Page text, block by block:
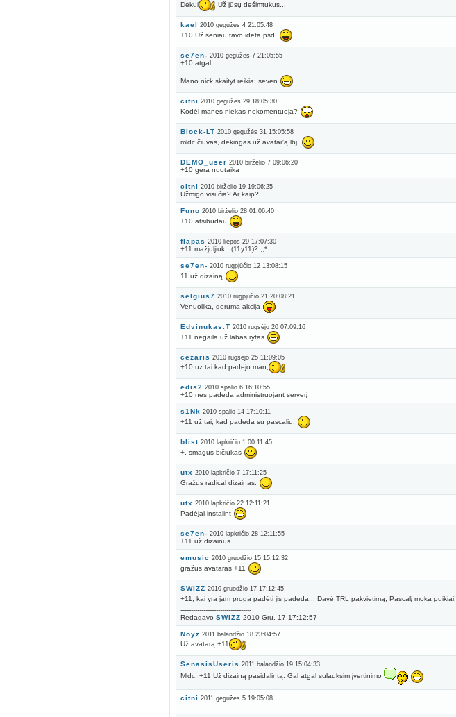
Dėkui Už jūsų dešimtukus...
kael 2010 gegužės 4 21:05:48
+10 Už seniau tavo idėta psd.
se7en- 2010 gegužės 7 21:05:55
+10 atgal
Mano nick skaityt reikia: seven
citni 2010 gegužės 29 18:05:30
Kodėl manęs niekas nekomentuoja?
Block-LT 2010 gegužės 31 15:05:58
mldc čiuvas, dėkingas už avatar'ą lbj.
DEMO_user 2010 birželio 7 09:06:20
+10 gera nuotaika
citni 2010 birželio 19 19:06:25
Užmigo visi čia? Ar kaip?
Funo 2010 birželio 28 01:06:40
+10 atsibudau
flapas 2010 liepos 29 17:07:30
+11 mažjuljiuk.. (11y11)? ;;*
se7en- 2010 rugpjūčio 12 13:08:15
11 už dizainą
selgius7 2010 rugpjūčio 21 20:08:21
Venuolika, geruma akcija
Edvinukas.T 2010 rugsėjo 20 07:09:16
+11 negaila už labas rytas
cezaris 2010 rugsėjo 25 11:09:05
+10 uz tai kad padejo man,
edis2 2010 spalio 6 16:10:55
+10 nes padeda administruojant serverį
s1Nk 2010 spalio 14 17:10:11
+11 už tai, kad padeda su pascaliu.
blist 2010 lapkričio 1 00:11:45
+, smagus bičiukas
utx 2010 lapkričio 7 17:11:25
Gražus radical dizainas.
utx 2010 lapkričio 22 12:11:21
Padėjai instalint
se7en- 2010 lapkričio 28 12:11:55
+11 už dizainus
emusic 2010 gruodžio 15 15:12:32
gražus avataras +11
SWIZZ 2010 gruodžio 17 17:12:45
+11, kai yra jam proga padėti jis padeda... Davė TRL pakvietimą, Pascalį moka puikiai!
----------------------------------
RedagavoSWIZZ 2010 Gru. 17 17:12:57
Noyz 2011 balandžio 18 23:04:57
Už avatarą +11
SenasisUseris 2011 balandžio 19 15:04:33
Mldc. +11 Už dizainą pasidalintą. Gal atgal sulauksim įvertinimo
citni 2011 gegužės 5 19:05:08